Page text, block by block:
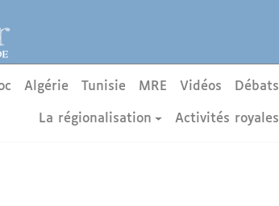
Algérie Tunisie MRE Vidéos Débats
La régionalisation Activités royales